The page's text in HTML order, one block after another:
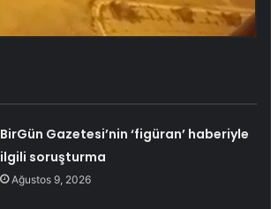
BirGün Gazetesi’nin ‘figüran’ haberiyle
ilgili soruşturma
Ağustos 9, 2026